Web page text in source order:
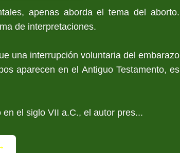
apenas aborda el tema del aborto.
de interpretaciones.
una interrupción voluntaria del embarazo
aparecen en el Antiguo Testamento, es
el siglo VII a.C., el autor pres...